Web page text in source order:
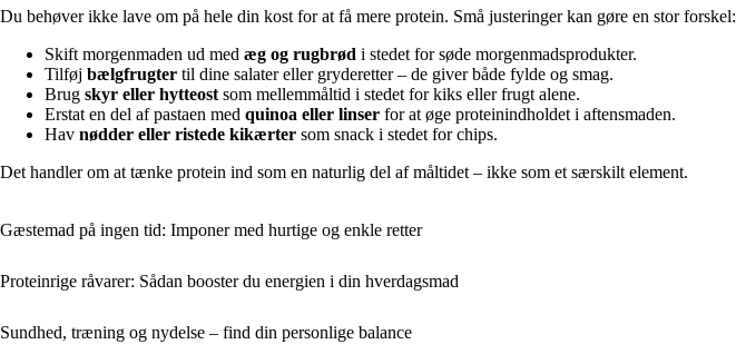
Du behøver ikke lave om på hele din kost for at få mere protein. Små justeringer kan gøre en stor forskel:
Skift morgenmaden ud med æg og rugbrød i stedet for søde morgenmadsprodukter.
Tilføj bælgfrugter til dine salater eller gryderetter – de giver både fylde og smag.
Brug skyr eller hytteost som mellemmåltid i stedet for kiks eller frugt alene.
Erstat en del af pastaen med quinoa eller linser for at øge proteinindholdet i aftensmaden.
Hav nødder eller ristede kikærter som snack i stedet for chips.
Det handler om at tænke protein ind som en naturlig del af måltidet – ikke som et særskilt element.
Gæstemad på ingen tid: Imponer med hurtige og enkle retter
Proteinrige råvarer: Sådan booster du energien i din hverdagsmad
Sundhed, træning og nydelse – find din personlige balance